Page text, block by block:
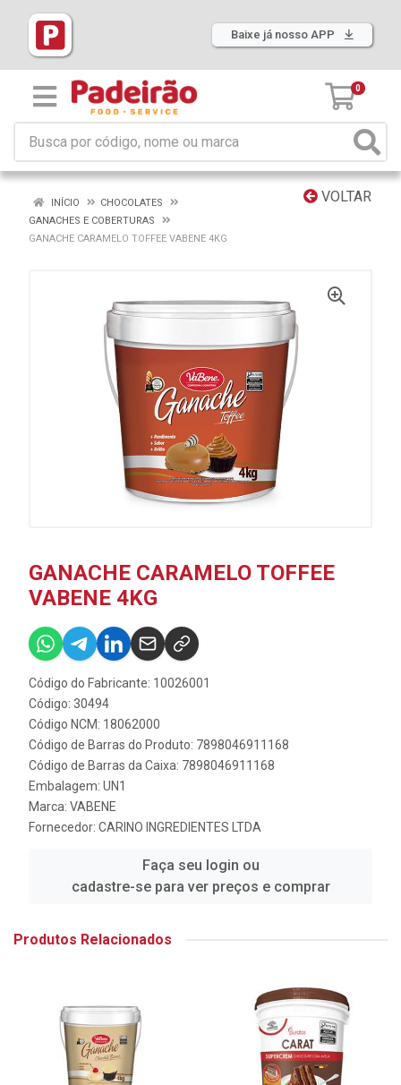
Baixe já nosso APP
0
VOLTAR
INÍCIO
CHOCOLATES
GANACHES E COBERTURAS
GANACHE CARAMELO TOFFEE VABENE 4KG
GANACHE CARAMELO TOFFEE
VABENE 4KG
Código do Fabricante: 10026001
Código: 30494
Código NCM: 18062000
Código de Barras do Produto: 7898046911168
Código de Barras da Caixa: 7898046911168
Embalagem: UN1
Marca: VABENE
Fornecedor: CARINO INGREDIENTES LTDA
Faça seu login ou
cadastre-se para ver preços e comprar
Produtos Relacionados